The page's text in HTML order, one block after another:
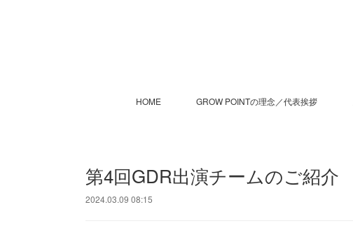
HOME GROW POINTの理念／代表挨拶
第4回GDR出演チームのご紹介
2024.03.09 08:15